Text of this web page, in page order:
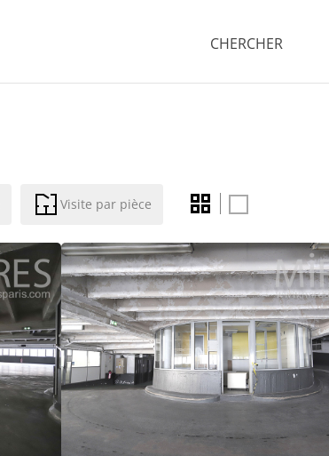
CHERCHER
Visite par pièce